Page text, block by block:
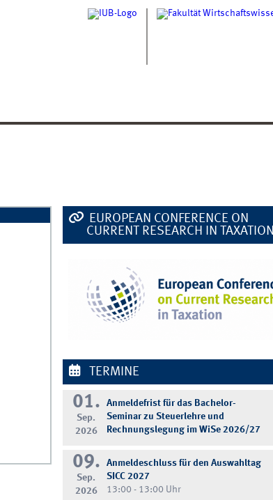
CURRENT RESEARCH IN TAXATION
TERMINE
01.
Sep.
2026
Anmeldefrist für das Bachelor-
Seminar zu Steuerlehre und
Rechnungslegung im WiSe 2026/27
09.
Sep.
2026
Anmeldeschluss für den Auswahltag
SICC 2027
13:00 - 13:00 Uhr